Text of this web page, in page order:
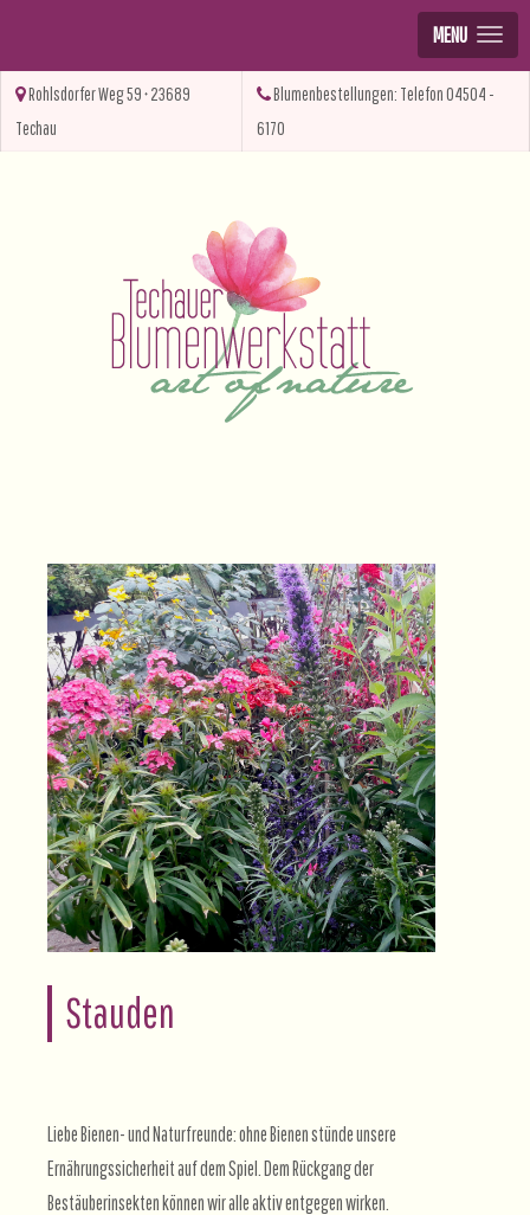
MENU
Rohlsdorfer Weg 59 • 23689
Techau
Blumenbestellungen: Telefon 04504 -
6170
Stauden
Liebe Bienen- und Naturfreunde: ohne Bienen stünde unsere
Ernährungssicherheit auf dem Spiel. Dem Rückgang der
Bestäuberinsekten können wir alle aktiv entgegen wirken.